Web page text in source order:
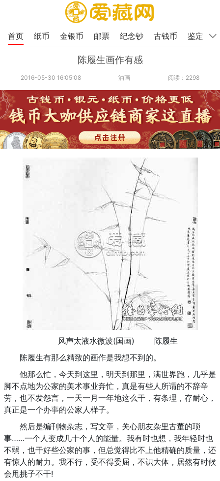
首页 纸币 金银币 邮票 纪念钞 古钱币 鉴定
陈履生画作有感
2016-05-30 16:05:08 油画 阅读：2298
风声太液水微波(国画) 陈履生
陈履生有那么精致的画作是我想不到的。
他那么忙，今天到这里，明天到那里，满世界跑，几乎是
脚不点地为公家的美术事业奔忙，真是有些人所谓的不辞辛
劳，也不发怨言，一天一月一年地这么干，有条理，存耐心，
真正是一个办事的公家人样子。
然后是编刊物杂志，写文章，关心朋友杂里古董的琐
事……一个人变成几十个人的能量。我有时也想，我年轻时也
不弱，也干好些公家的事，但总觉得比不上他精确的质量，还
有惊人的耐力。我不行，受不得委屈，不识大体，居然有时候
会甩挑子不干!